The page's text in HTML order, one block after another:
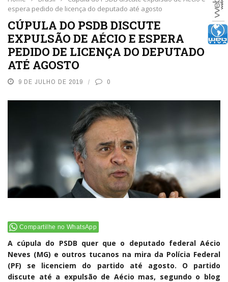
espera pedido de licença do deputado até agosto
CÚPULA DO PSDB DISCUTE
EXPULSÃO DE AÉCIO E ESPERA
PEDIDO DE LICENÇA DO DEPUTADO
ATÉ AGOSTO
9 DE JULHO DE 2019 0
Compartilhe no WhatsApp
A cúpula do PSDB quer que o deputado federal Aécio
Neves (MG) e outros tucanos na mira da Polícia Federal
(PF) se licenciem do partido até agosto. O partido
discute até a expulsão de Aécio mas, segundo o blog